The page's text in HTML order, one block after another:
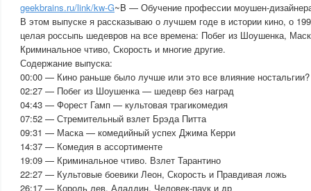
geekbrains.ru/link/kw-G~B — Обучение профессии моушен-
В этом выпуске я рассказываю о лучшем годе в истории кино, о
целая россыпь шедевров на все времена: Побег из Шоушенка,
Криминальное чтиво, Скорость и многие другие.
Содержание выпуска:
00:00 — Кино раньше было лучше или это все влияние ностальгии?
02:27 — Побег из Шоушенка — шедевр без наград
04:43 — Форест Гамп — культовая трагикомедия
07:52 — Стремительный взлет Брэда Питта
09:31 — Маска — комедийный успех Джима Керри
14:37 — Комедия в ассортименте
19:09 — Криминальное чтиво. Взлет Тарантино
22:27 — Культовые боевики Леон, Скорость и Правдивая ложь
26:17 — Король лев, Аладдин, Человек-паук и др